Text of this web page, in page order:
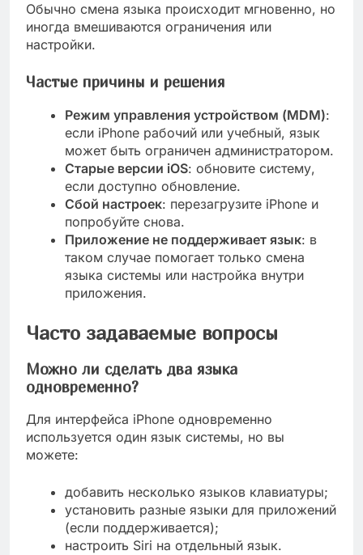
Обычно смена языка происходит мгновенно, но
иногда вмешиваются ограничения или
настройки.
Частые причины и решения
Режим управления устройством (MDM):
если iPhone рабочий или учебный, язык
может быть ограничен администратором.
Старые версии iOS: обновите систему,
если доступно обновление.
Сбой настроек: перезагрузите iPhone и
попробуйте снова.
Приложение не поддерживает язык: в
таком случае помогает только смена
языка системы или настройка внутри
приложения.
Часто задаваемые вопросы
Можно ли сделать два языка
одновременно?
Для интерфейса iPhone одновременно
используется один язык системы, но вы
можете:
добавить несколько языков клавиатуры;
установить разные языки для приложений
(если поддерживается);
настроить Siri на отдельный язык.